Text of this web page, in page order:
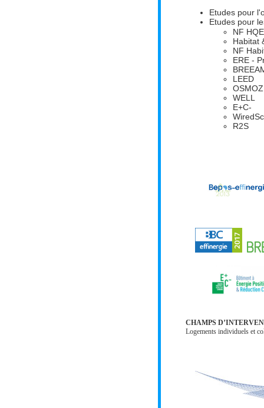
Etudes pour
Etudes pour
NF
Habitat
NF
ERE -
LEED
OSMOZ
WELL
E+C-
R2S
CHAMPS
Logements individuels et